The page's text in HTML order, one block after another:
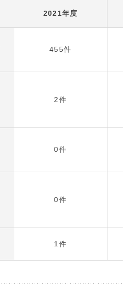
2021年度
455件
2件
0件
0件
1件